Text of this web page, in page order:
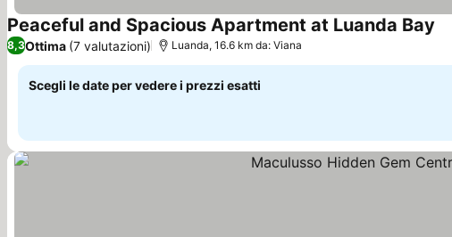
Peaceful and Spacious Apartment at Luanda Bay
8,3Ottima (7 valutazioni) Luanda, 16.6 km da: Viana
Scegli le date per vedere i prezzi esatti